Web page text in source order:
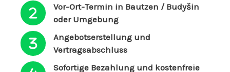
Vor-Ort-Termin in Bautzen / Budyšin
oder Umgebung
Angebotserstellung und
Vertragsabschluss
Sofortige Bezahlung und kostenfreie